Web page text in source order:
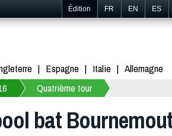
Édition FR EN ES
Espagne Italie
Allemagne
Quatrième tour
bat